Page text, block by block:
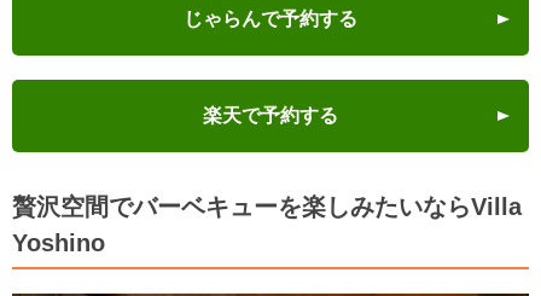
じゃらんで予約する
楽天で予約する
贅沢空間でバーベキューを楽しみたいならVilla
Yoshino